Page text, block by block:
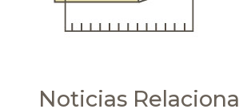
Noticias